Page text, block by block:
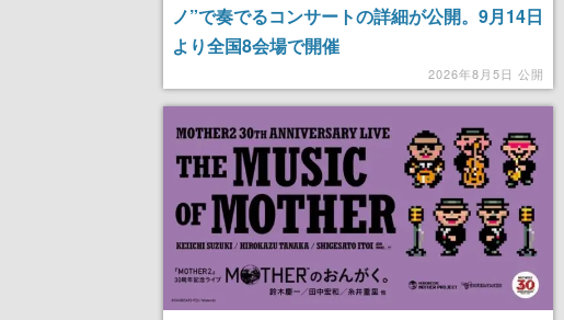
ノ”で奏でるコンサートの詳細が公開。9月14日
より全国8会場で開催
2026年8月5日 公開